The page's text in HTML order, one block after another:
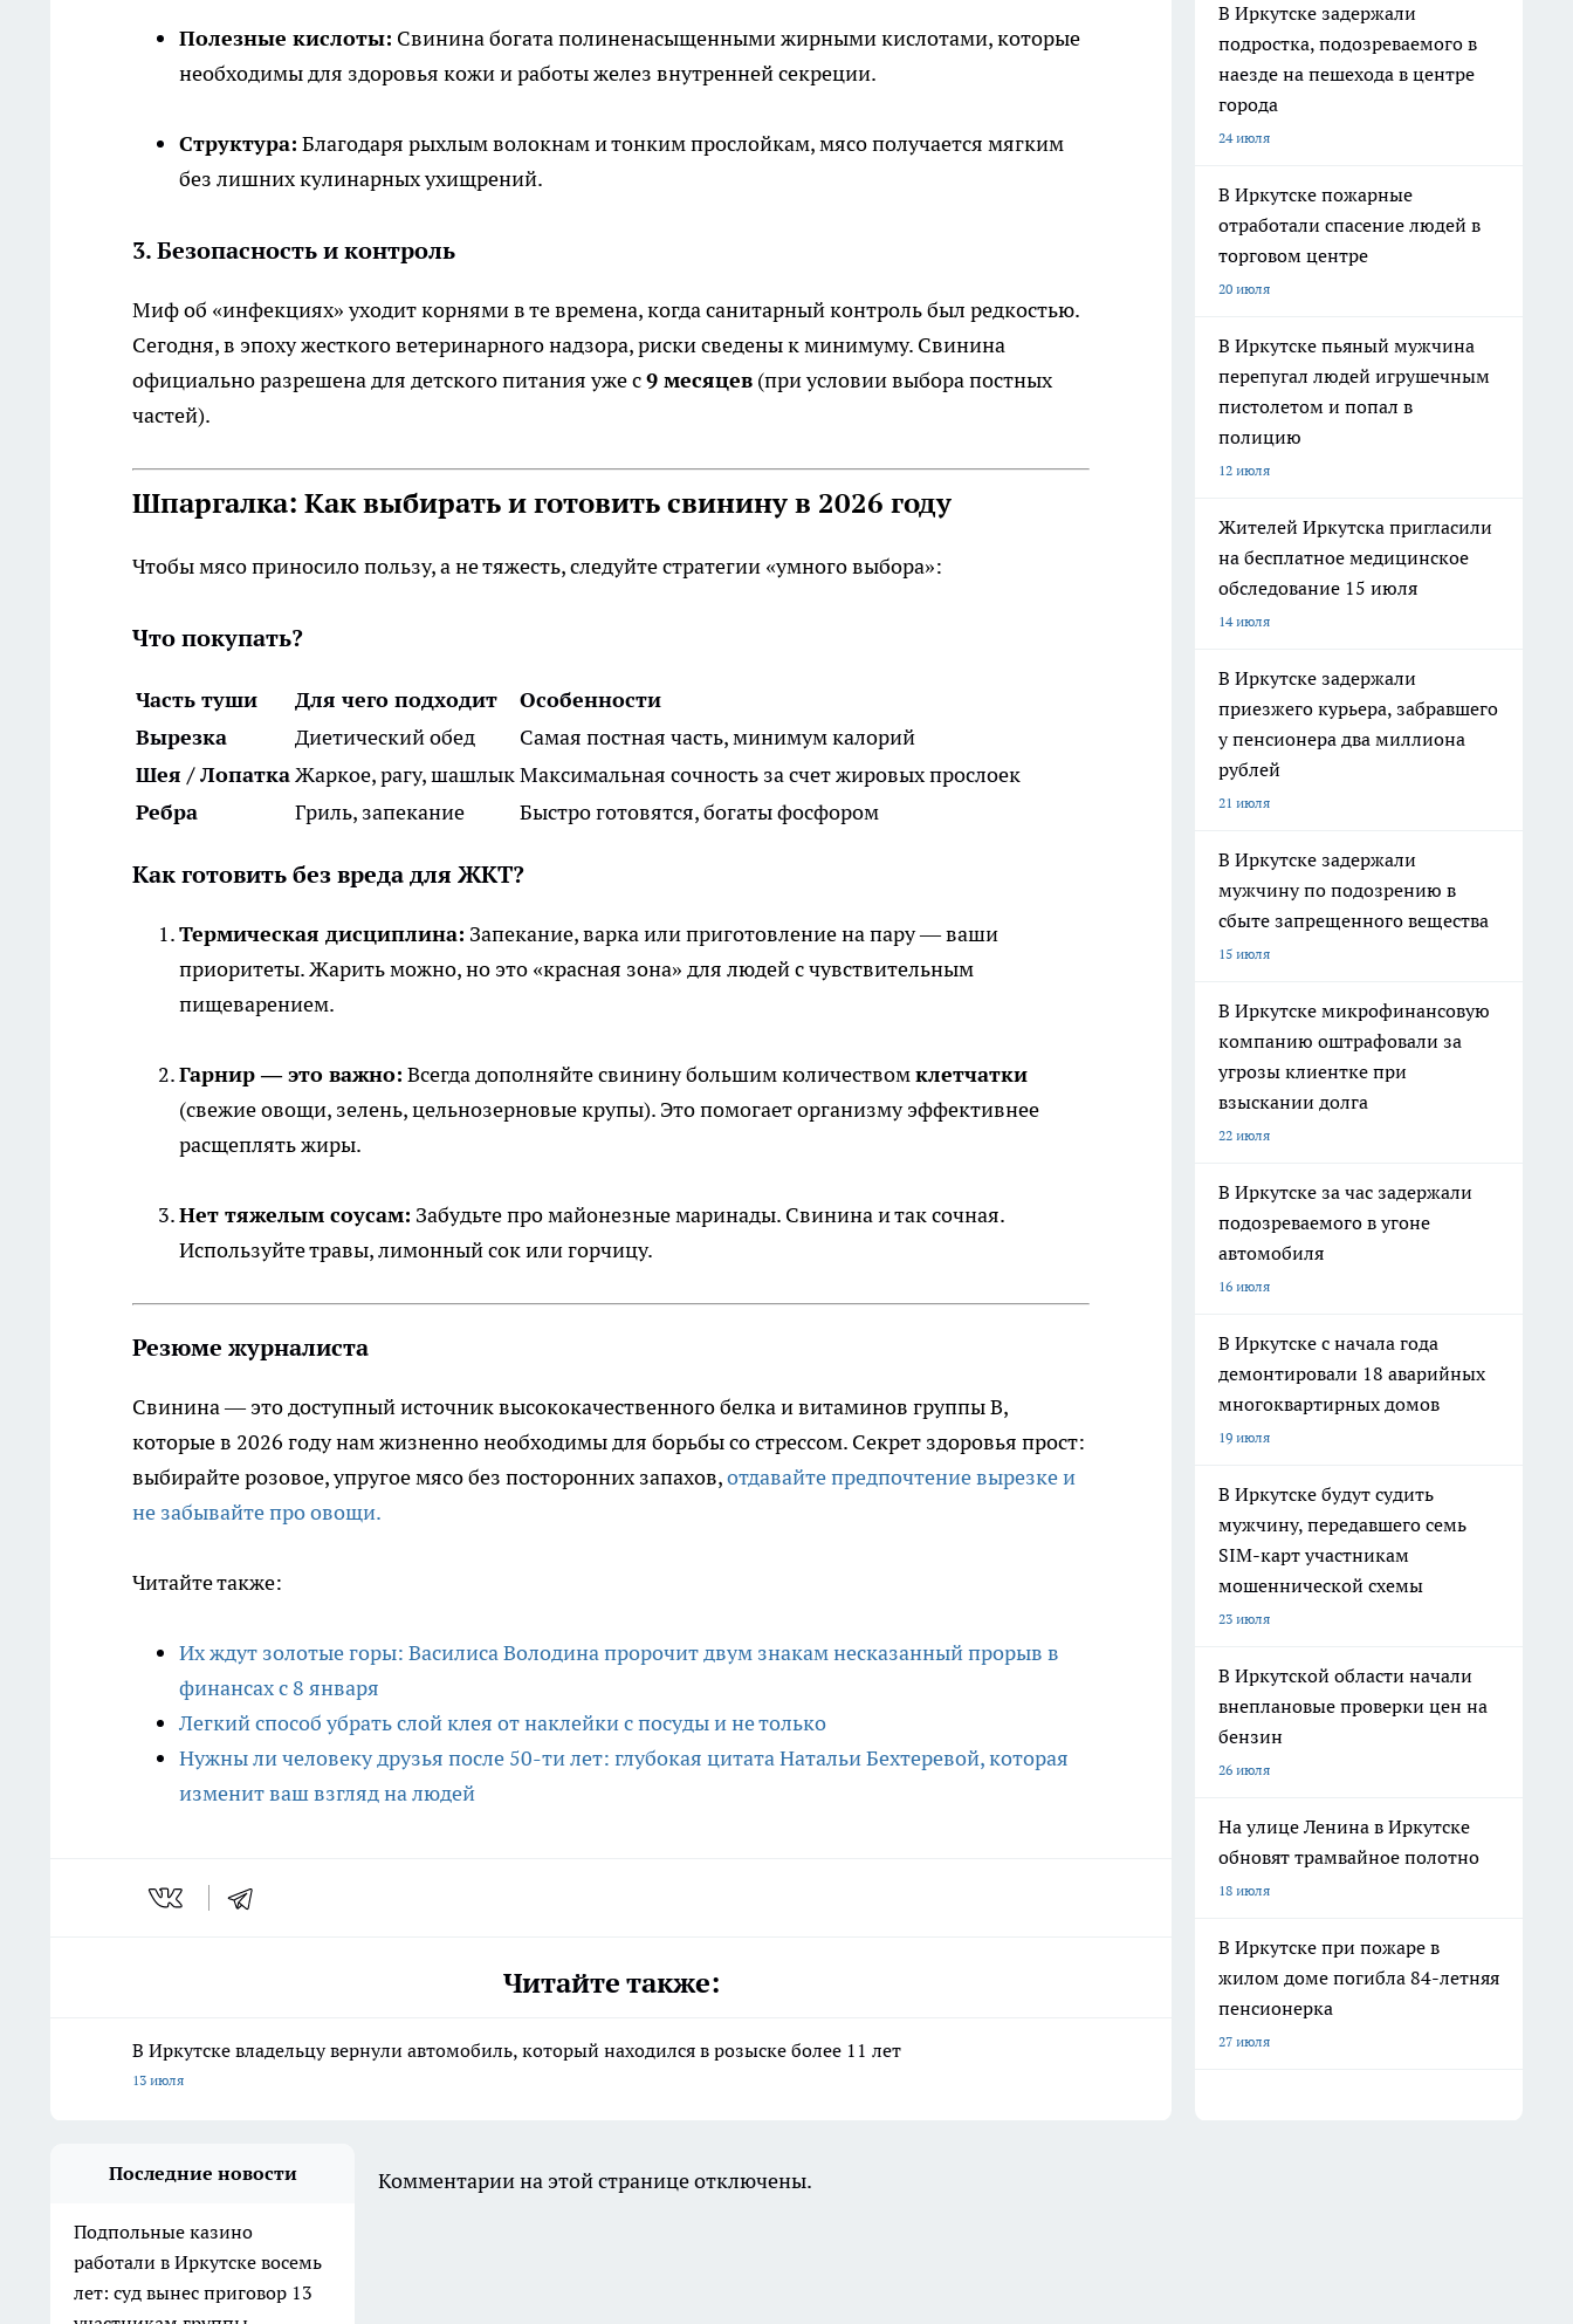
Полезные кислоты: Свинина богата полиненасыщенными жирными кислотами, которые
необходимы для здоровья кожи и работы желез внутренней секреции.
Структура: Благодаря рыхлым волокнам и тонким прослойкам, мясо получается мягким
без лишних кулинарных ухищрений.
3. Безопасность и контроль
Миф об «инфекциях» уходит корнями в те времена, когда санитарный контроль был редкостью.
Сегодня, в эпоху жесткого ветеринарного надзора, риски сведены к минимуму. Свинина
официально разрешена для детского питания уже с9 месяцев (при условии выбора постных
частей).
Шпаргалка: Как выбирать и готовить свинину в 2026 году
Чтобы мясо приносило пользу, а не тяжесть, следуйте стратегии «умного выбора»:
Что покупать?
Часть туши Для чего подходит
Особенности
Вырезка
Диетический обед
Самая постная часть, минимум калорий
Шея / ЛопаткаЖаркое, рагу, шашлыкМаксимальная сочность за счет жировых прослоек
Ребра
Гриль, запекание Быстро готовятся, богаты фосфором
Как готовить без вреда для ЖКТ?
Термическая дисциплина: Запекание, варка или приготовление на пару — ваши
приоритеты. Жарить можно, но это «красная зона» для людей с чувствительным
пищеварением.
Гарнир — это важно: Всегда дополняйте свинину большим количествомклетчатки
(свежие овощи, зелень, цельнозерновые крупы). Это помогает организму эффективнее
расщеплять жиры.
Нет тяжелым соусам: Забудьте про майонезные маринады. Свинина и так сочная.
Используйте травы, лимонный сок или горчицу.
Резюме журналиста
Свинина — это доступный источник высококачественного белка и витаминов группы B,
которые в 2026 году нам жизненно необходимы для борьбы со стрессом. Секрет здоровья прост:
выбирайте розовое, упругое мясо без посторонних запахов,отдавайте предпочтение вырезке и
не забывайте про овощи.
Читайте также:
Их ждут золотые горы: Василиса Володина пророчит двум знакам несказанный прорыв в
финансах с 8 января
Легкий способ убрать слой клея от наклейки с посуды и не только
Нужны ли человеку друзья после 50-ти лет: глубокая цитата Натальи Бехтеревой, которая
изменит ваш взгляд на людей
Читайте также:
В Иркутске владельцу вернули автомобиль, который находился в розыске более 11 лет
13 июля
В Иркутске задержали
подростка, подозреваемого в
наезде на пешехода в центре
города
24 июля
В Иркутске пожарные
отработали спасение людей в
торговом центре
20 июля
В Иркутске пьяный мужчина
перепугал людей игрушечным
пистолетом и попал в
полицию
12 июля
Жителей Иркутска пригласили
на бесплатное медицинское
обследование 15 июля
14 июля
В Иркутске задержали
приезжего курьера, забравшего
у пенсионера два миллиона
рублей
21 июля
В Иркутске задержали
мужчину по подозрению в
сбыте запрещенного вещества
15 июля
В Иркутске микрофинансовую
компанию оштрафовали за
угрозы клиентке при
взыскании долга
22 июля
В Иркутске за час задержали
подозреваемого в угоне
автомобиля
16 июля
В Иркутске с начала года
демонтировали 18 аварийных
многоквартирных домов
19 июля
В Иркутске будут судить
мужчину, передавшего семь
SIM-карт участникам
мошеннической схемы
23 июля
В Иркутской области начали
внеплановые проверки цен на
бензин
26 июля
На улице Ленина в Иркутске
обновят трамвайное полотно
18 июля
В Иркутске при пожаре в
жилом доме погибла 84-летняя
пенсионерка
27 июля
Последние новости
Подпольные казино
работали в Иркутске восемь
лет: суд вынес приговор 13
Комментарии на этой странице отключены.